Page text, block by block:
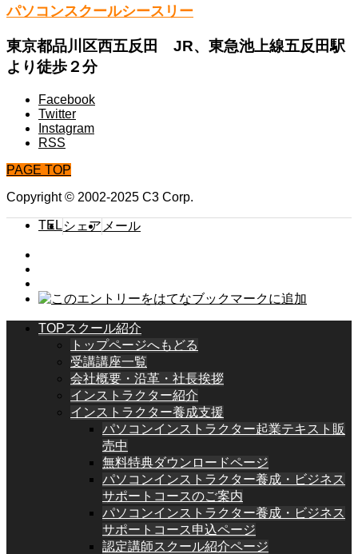
パソコンスクールシースリー
東京都品川区西五反田 JR、東急池上線五反田駅
より徒歩２分
Facebook
Twitter
Instagram
RSS
PAGE TOP
Copyright © 2002-2025 C3 Corp.
TEL シェア メール
TOPスクール紹介
トップページへもどる
受講講座一覧
会社概要・沿革・社長挨拶
インストラクター紹介
インストラクター養成支援
パソコンインストラクター起業テキスト販
売中
無料特典ダウンロードページ
パソコンインストラクター養成・ビジネス
サポートコースのご案内
パソコンインストラクター養成・ビジネス
サポートコース申込ページ
認定講師スクール紹介ページ